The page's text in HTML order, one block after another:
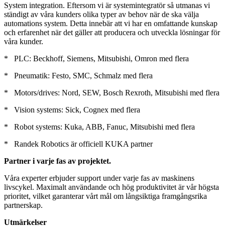
System integration. Eftersom vi är systemintegratör så utmanas vi
ständigt av våra kunders olika typer av behov när de ska välja
automations system. Detta innebär att vi har en omfattande kunskap
och erfarenhet när det gäller att producera och utveckla lösningar för
våra kunder.
* PLC: Beckhoff, Siemens, Mitsubishi, Omron med flera
* Pneumatik: Festo, SMC, Schmalz med flera
* Motors/drives: Nord, SEW, Bosch Rexroth, Mitsubishi med flera
* Vision systems: Sick, Cognex med flera
* Robot systems: Kuka, ABB, Fanuc, Mitsubishi med flera
* Randek Robotics är officiell KUKA partner
Partner i varje fas av projektet.
Våra experter erbjuder support under varje fas av maskinens
livscykel. Maximalt användande och hög produktivitet är vår högsta
prioritet, vilket garanterar vårt mål om långsiktiga framgångsrika
partnerskap.
Utmärkelser